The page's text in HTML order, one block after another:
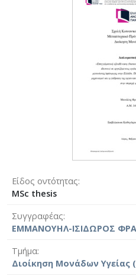
Είδος οντότητας
MSc thesis
Συγγραφέας
ΕΜΜΑΝΟΥΗΛ-ΙΣΙΔΩΡΟΣ
Τμήμα
Διοίκηση Μονάδων Υγείας